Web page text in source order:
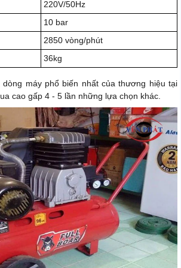
220V/50Hz
10 bar
2850 vòng/phút
36kg
dòng máy phổ biến nhất của thương hiệu tại
cao gấp 4 - 5 lần những lựa chọn khác.